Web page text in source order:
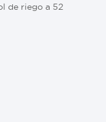
de riego a 52